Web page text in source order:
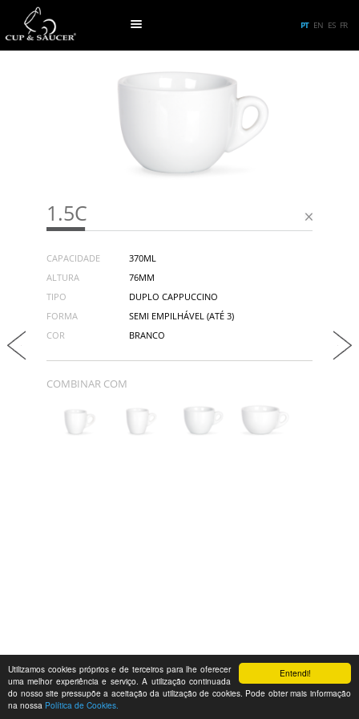
Entendi!
Utilizamos cookies próprios e de terceiros para lhe oferecer
uma melhor experiência e serviço. A utilização continuada
do nosso site pressupõe a aceitação da utilização de cookies. Pode obter mais informação
na nossa Política de Cookies.
PT EN ES FR
1.5C
CAPACIDADE
370ML
ALTURA
76MM
TIPO
DUPLO CAPPUCCINO
FORMA
SEMI EMPILHÁVEL (ATÉ 3)
COR
BRANCO
COMBINAR COM